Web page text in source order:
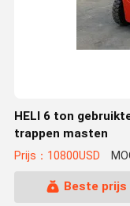
HELI 6 ton
trappen masten
Prijs：10800USD
Beste prijs